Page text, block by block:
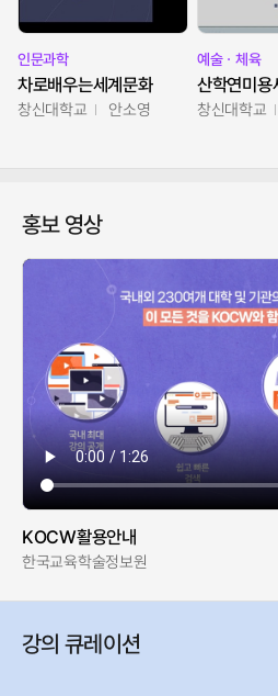
인문과학
차로배우는세계문화
창신대학교 안소영
예술ㆍ체육
산학연미용
창신대학교
홍보 영상
KOCW활용안내
한국교육학술정보원
강의 큐레이션